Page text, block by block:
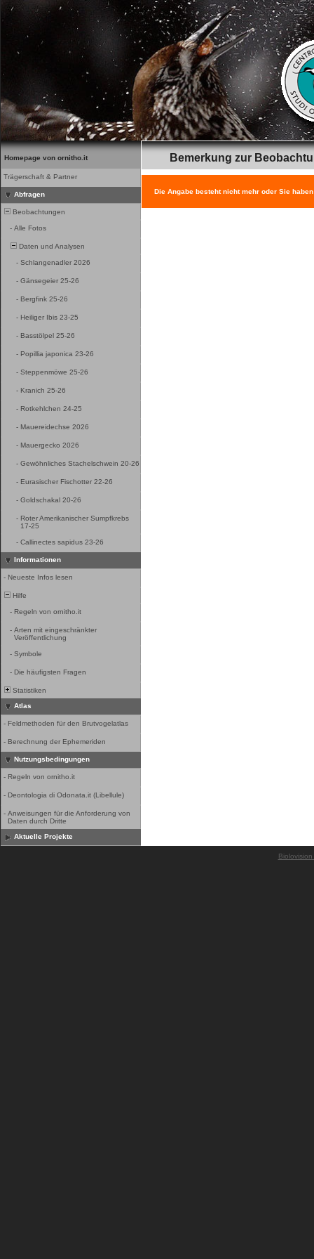
Homepage von ornitho.it
Trägerschaft & Partner
Abfragen
Beobachtungen
- Alle Fotos
Daten und Analysen
- Schlangenadler 2026
- Gänsegeier 25-26
- Bergfink 25-26
- Heiliger Ibis 23-25
- Basstölpel 25-26
- Popillia japonica 23-26
- Steppenmöwe 25-26
- Kranich 25-26
- Rotkehlchen 24-25
- Mauereidechse 2026
- Mauergecko 2026
- Gewöhnliches Stachelschwein 20-26
- Eurasischer Fischotter 22-26
- Goldschakal 20-26
- Roter Amerikanischer Sumpfkrebs
17-25
- Callinectes sapidus 23-26
Informationen
- Neueste Infos lesen
Hilfe
- Regeln von ornitho.it
- Arten mit eingeschränkter
Veröffentlichung
- Symbole
- Die häufigsten Fragen
Statistiken
Atlas
- Feldmethoden für den Brutvogelatlas
- Berechnung der Ephemeriden
Nutzungsbedingungen
- Regeln von ornitho.it
- Deontologia di Odonata.it (Libellule)
- Anweisungen für die Anforderung von
Daten durch Dritte
Aktuelle Projekte
Bemerkung zur
Die Angabe besteht nicht mehr oder Sie
Biolovision